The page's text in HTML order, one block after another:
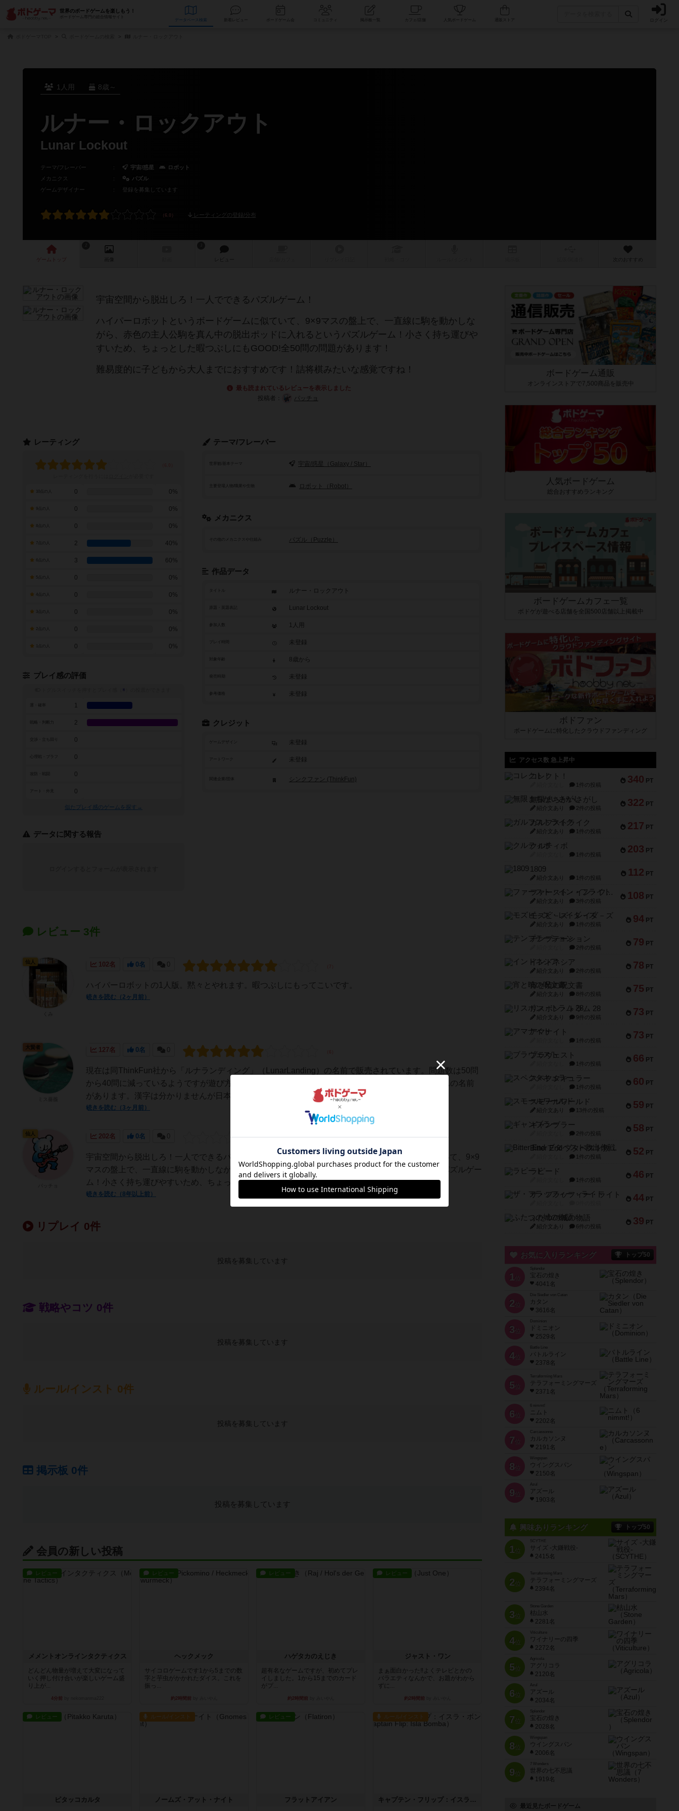
世界のボードゲームを楽しもう！
ボードゲーム専門の総合情報サイト
データベース コミュニティ 人気ボードゲーム ログイン
1人用 8歳～
ルナー・ロックアウト
Lunar Lockout
テーマ/フレーバー ： 宇宙/惑星
ロボット
メカニクス
：
パズル
ゲームデザイナー
： 登録を募集しています
レーティングの登録/分布
ゲーム 画像 レビュー 次のおすすめ
宇宙空間から脱出しろ！一人でできるパズルゲーム！
ハイパーロボットというボードゲームに似ていて、9×9マスの盤上で、一直線に駒を動かしな
がら、赤色の主人公駒を真ん中の脱出ポッドに入れるというパズルゲーム！小さく持ち運びや
すいため、ちょっとした暇つぶしにもGOOD!全50問の問題があります！
難易度的に子どもから大人までにおすすめです！詰将棋みたいな感覚ですね！
最も読まれているレビューを表示しました
投稿者：
パッチョ
テーマ/フレーバー
世界観/基本テーマ 宇宙/惑星（Galaxy / Star）
ロボット（Robot）
メカニクス
その他のメカニクスや仕組み パズル（Puzzle）
作品データ
タイトル ルナー・ロックアウト
Lunar Lockout
参加人数 1人用
未登録
8歳から
未登録
参考価格 未登録
クレジット
ゲームデザイン 未登録
アートワーク 未登録
シンクファン (ThinkFun)
レーティング
0 0%
0 0%
0 0%
7点の人 2 40%
3 60%
0 0%
0 0%
0 0%
0 0%
0 0%
プレイ感の評価
※
1
戦略・判断力 2
0
0
0
アート・外見 0
似たプレイ感のゲームを探す→
データに関する報告
レビュー 3件
102名 0名 0
ハイパーロボットの1人版。黙々とやれます。暇つぶしにもってこいです。
続きを読む（2ヶ月前）
仙人
127名 0名 0
現在は同ThinkFun社から「ルナランディング」（LunarLanding）の名前で販売されています。問題数は50問
から40問に減っているようですが遊び方は同じです。説明文には開発者としてHiroshiYamamotoさんの名前
があります。漢字は分かりませんが日本人のよう...
続きを読む（3ヶ月前）
大賢者
202名 0名 0
宇宙空間から脱出しろ！一人でできるパズルゲーム！ハイパーロボットというボードゲームに似ていて、9×9
マスの盤上で、一直線に駒を動かしながら、赤色の主人公駒を真ん中の脱出ポッドに入れるというパズルゲー
ム！小さく持ち運びやすいため、ちょっとした暇つぶしにもGOOD!全50問の問...
続きを読む（8年以上前）
仙人
リプレイ 0件
投稿を募集しています
戦略やコツ 0件
投稿を募集しています
ルール/インスト 0件
投稿を募集しています
掲示板 0件
投稿を募集しています
会員の新しい投稿
レビュー
メメントオンラインタクティクス
どんどん物量が増えて大変になって
いく押し付け合いが楽しいゲーム盛
り上が...
4分前
レビュー
ヘックメック
サイコロゲームです1から5までの数
字と芋虫がかかれたダイス。これを
振っ...
約2時間前
レビュー
ハゲタカのえじき
超有名なゲームですが、初めてプレ
イしました。1から15までのカード
がプ...
約2時間前
レビュー
ジャスト・ワン
まぁ面白かった‼️よくテレビとかの
バラエティなんかで、お題がわから
ずに...
約2時間前
レビュー
ピタッコカルタ
ルール/インスト
ノームズ・アット・ナイト
レビュー
フラットアイアン
ルール/インスト
キャプテン・フリップ：イスラ・ボンバ
ボードゲーム通販
オンラインストアで7,500商品を販売中
人気ボードゲーム
総合おすすめランキング
ボードゲームカフェ一覧
ボドゲが遊べる店舗を全国500店舗以上掲載中
ボドファン
ボードゲームに特化したクラウドファンディング
アクセス数 急上昇中
340 PT
コレクト！
1件の投稿
322 PT
無限まちがいさがし
紹介文あり 2件の投稿
217 PT
ガルフストライク
紹介文あり 1件の投稿
203 PT
クルティボ
1件の投稿
112 PT
1809
紹介文あり 1件の投稿
108 PT
ファースト・イン・フライト
紹介文あり 3件の投稿
94 PT
モズビ－ズ・レイダ－ズ
紹介文あり 1件の投稿
79 PT
テンプテーション
2件の投稿
78 PT
インドネシア
紹介文あり 2件の投稿
75 PT
宵と暁の呪文書
紹介文あり 8件の投稿
73 PT
リスボン・トラム 28
紹介文あり 9件の投稿
73 PT
アマナイト
1件の投稿
66 PT
ブラヴェスト
1件の投稿
60 PT
スペクタキュラー
1件の投稿
59 PT
スモールワールド
紹介文あり 13件の投稿
58 PT
ギャンブラー
2件の投稿
52 PT
Bitter End ブタペスト救出作戦
1件の投稿
46 PT
ラピード
1件の投稿
44 PT
ザ・フラッフィー・ライト
39 PT
ふたつの城の物語
紹介文あり 6件の投稿
お気に入りランキング トップ50
1 位
宝石の煌き
4041名
2 位
Die Siedler von Catan
カタン
3616名
3 位
ドミニオン
2529名
4位
Battle Line
バトルライン
2378名
5 位
Terraforming Mars
テラフォーミングマーズ
2371名
6 位
ニムト
2202名
7 位
Carcassonne
カルカソンヌ
2191名
8 位
Wingspan
ウイングスパン
2150名
9 位
Azul
アズール
1903名
興味ありランキング トップ50
1位
SCYTHE
サイズ -大鎌戦役-
2415名
2位
Terraforming Mars
テラフォーミングマーズ
2394名
3位
Stone Garden
枯山水
2281名
4位
Viticulture
ワイナリーの四季
2272名
5位
Agricola
アグリコラ
2120名
6位
Azul
アズール
2034名
7位
宝石の煌き
2028名
8位
Wingspan
ウイングスパン
2006名
9位
7 Wonders
世界の七不思議
1919名
最近見たボードゲーム